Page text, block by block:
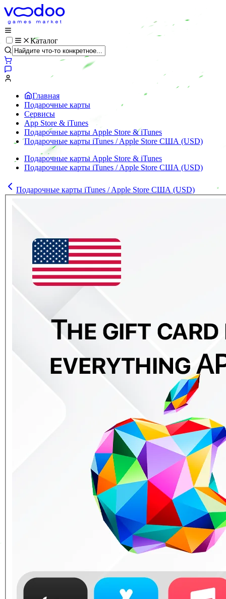
Каталог
Главная
Подарочные карты
Сервисы
App Store & iTunes
Подарочные карты Apple Store & iTunes
Подарочные карты iTunes / Apple Store США (USD)
Подарочные карты Apple Store & iTunes
Подарочные карты iTunes / Apple Store США (USD)
Подарочные карты iTunes / Apple Store США (USD)